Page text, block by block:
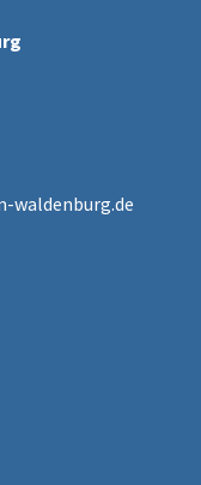
waldenburg.de